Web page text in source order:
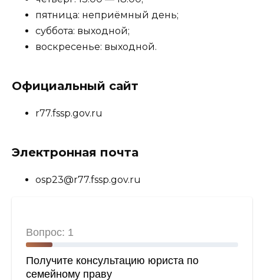
пятница: неприёмный день;
суббота: выходной;
воскресенье: выходной.
Официальный сайт
r77.fssp.gov.ru
Электронная почта
osp23@r77.fssp.gov.ru